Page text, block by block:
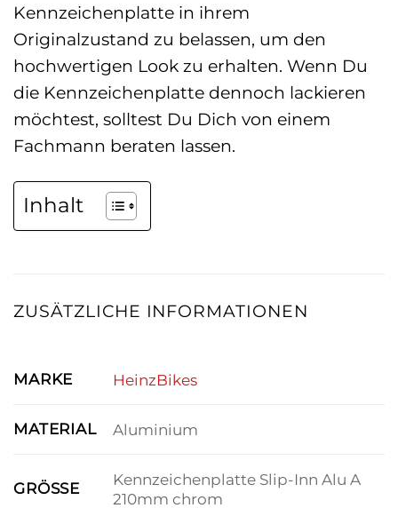
Kennzeichenplatte in ihrem
Originalzustand zu belassen, um den
hochwertigen Look zu erhalten. Wenn Du
die Kennzeichenplatte dennoch lackieren
möchtest, solltest Du Dich von einem
Fachmann beraten lassen.
Inhalt
ZUSÄTZLICHE INFORMATIONEN
MARKE HeinzBikes
MATERIAL Aluminium
GRÖSSE
Kennzeichenplatte Slip-Inn Alu A
210mm chrom